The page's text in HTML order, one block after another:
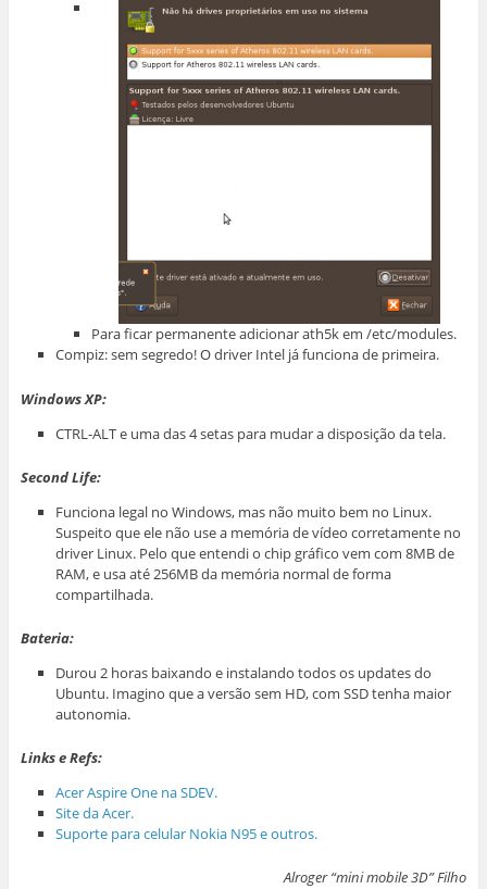
Para ficar permanente adicionar ath5k em /etc/modules.
Compiz: sem segredo! O driver Intel já funciona de primeira.
Windows XP:
CTRL-ALT e uma das 4 setas para mudar a disposição da tela.
Second Life:
Funciona legal no Windows, mas não muito bem no Linux.
Suspeito que ele não use a memória de vídeo corretamente no
driver Linux. Pelo que entendi o chip gráfico vem com 8MB de
RAM, e usa até 256MB da memória normal de forma
compartilhada.
Bateria:
Durou 2 horas baixando e instalando todos os updates do
Ubuntu. Imagino que a versão sem HD, com SSD tenha maior
autonomia.
Links e Refs:
Acer Aspire One na SDEV.
Site da Acer.
Suporte para celular Nokia N95 e outros.
Alroger “mini mobile 3D” Filho